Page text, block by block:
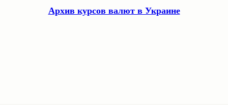
Архив курсов валют в Украине